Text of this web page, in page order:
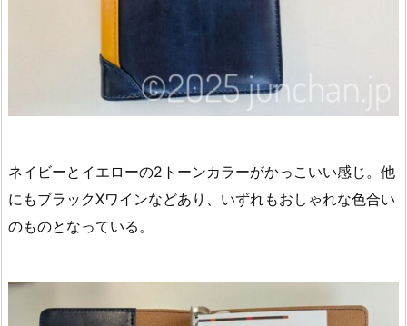
ネイビーとイエローの2トーンカラーがかっこいい感じ。他
にもブラックXワインなどあり、いずれもおしゃれな色合い
のものとなっている。